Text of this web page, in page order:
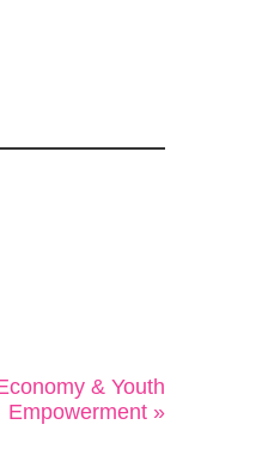
& Youth
Empowerment »